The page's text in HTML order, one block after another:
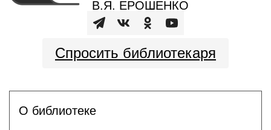
В.Я. ЕРОШЕНКО
Спросить библиотекаря
О библиотеке